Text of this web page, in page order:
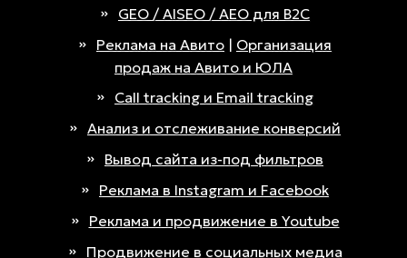
GEO / AISEO / AEO для B2C
Реклама на Авито | Организация
продаж на Авито и ЮЛА
Call tracking и Email tracking
Анализ и отслеживание конверсий
Вывод сайта из-под фильтров
Реклама в Instagram и Facebook
Реклама и продвижение в Youtube
Продвижение в социальных медиа